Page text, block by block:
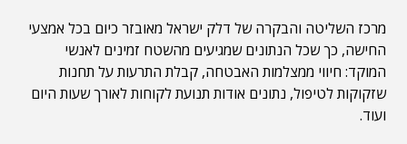
מרכז השליטה והבקרה של דלק ישראל מאובזר כיום בכל אמצעי
החישה, כך שכל הנתונים שמגיעים מהשטח זמינים לאנשי
המוקד: חיווי ממצלמות האבטחה, קבלת התרעות על תחנות
שזקוקות לטיפול, נתונים אודות תנועת לקוחות לאורך שעות היום
ועוד.